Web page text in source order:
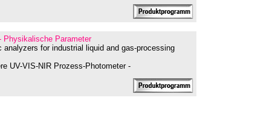
Physikalische Parameter
for industrial liquid and gas-processing
UV-VIS-NIR Prozess-Photometer -